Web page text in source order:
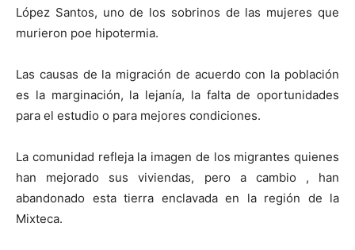
López Santos, uno de los sobrinos de las mujeres que
murieron poe hipotermia.
Las causas de la migración de acuerdo con la población
es la marginación, la lejanía, la falta de oportunidades
para el estudio o para mejores condiciones.
La comunidad refleja la imagen de los migrantes quienes
han mejorado sus viviendas, pero a cambio , han
abandonado esta tierra enclavada en la región de la
Mixteca.